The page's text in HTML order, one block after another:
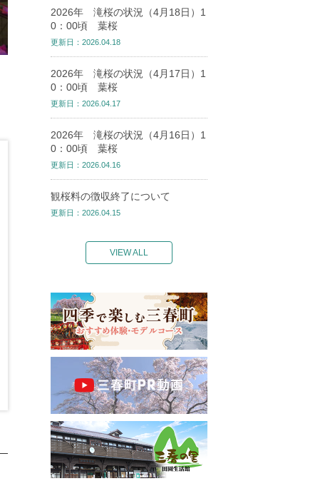
2026年 滝桜の状況（4月18日）1
0：00頃 葉桜
更新日：2026.04.18
2026年 滝桜の状況（4月17日）1
0：00頃 葉桜
更新日：2026.04.17
2026年 滝桜の状況（4月16日）1
0：00頃 葉桜
更新日：2026.04.16
観桜料の徴収終了について
更新日：2026.04.15
VIEW ALL